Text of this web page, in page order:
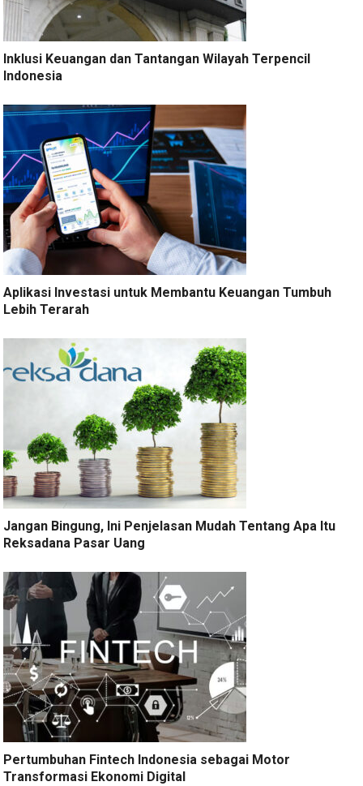
Inklusi Keuangan dan Tantangan Wilayah Terpencil
Indonesia
Aplikasi Investasi untuk Membantu Keuangan Tumbuh
Lebih Terarah
Jangan Bingung, Ini Penjelasan Mudah Tentang Apa Itu
Reksadana Pasar Uang
Pertumbuhan Fintech Indonesia sebagai Motor
Transformasi Ekonomi Digital